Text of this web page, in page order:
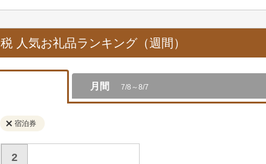
ツ
キ
ッ
プ
人気お礼品ランキング（週間）
月間 7/8～8/7
宿泊券
2